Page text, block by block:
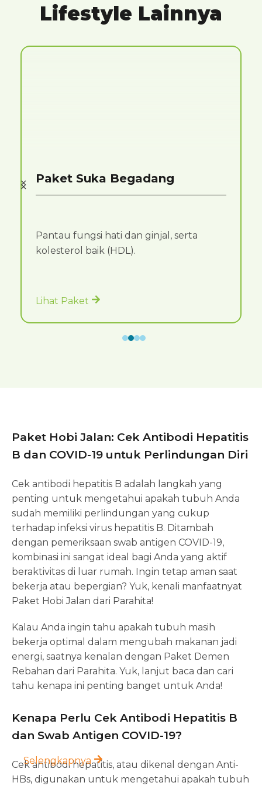
Lifestyle Lainnya
Paket Suka Begadang
Pantau fungsi hati dan ginjal, serta
kolesterol baik (HDL).
Lihat Paket
Paket Hobi Jalan: Cek Antibodi Hepatitis
B dan COVID-19 untuk Perlindungan Diri
Cek antibodi hepatitis B adalah langkah yang
penting untuk mengetahui apakah tubuh Anda
sudah memiliki perlindungan yang cukup
terhadap infeksi virus hepatitis B. Ditambah
dengan pemeriksaan swab antigen COVID-19,
kombinasi ini sangat ideal bagi Anda yang aktif
beraktivitas di luar rumah. Ingin tetap aman saat
bekerja atau bepergian? Yuk, kenali manfaatnyat
Paket Hobi Jalan dari Parahita!
Kalau Anda ingin tahu apakah tubuh masih
bekerja optimal dalam mengubah makanan jadi
energi, saatnya kenalan dengan Paket Demen
Rebahan dari Parahita. Yuk, lanjut baca dan cari
tahu kenapa ini penting banget untuk Anda!
Kenapa Perlu Cek Antibodi Hepatitis B
dan Swab Antigen COVID-19?
Cek antibodi hepatitis, atau dikenal dengan Anti-
HBs, digunakan untuk mengetahui apakah tubuh
Selengkapnya